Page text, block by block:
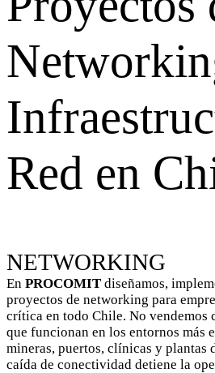
Red en
NETWORKING
En PROCOMIT diseñamos,
proyectos de networking para
crítica en todo Chile. No vendemos
que funcionan en los entornos más
mineras, puertos, clínicas y plantas
caída de conectividad detiene la